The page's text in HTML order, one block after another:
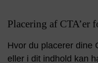
Placering af CTA’er
Hvor du placerer dine
eller i dit indhold kan